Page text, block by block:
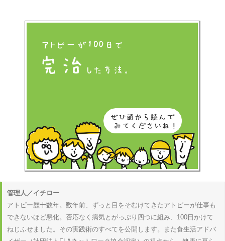
管理人／イチロー
アトピー歴十数年。数年前、ずっと目をそむけてきたアトピーが仕事も
できないほど悪化。否応なく病気とがっぷり四つに組み、100日かけて
ねじふせました。その実践術のすべてを公開します。また食生活アドバ